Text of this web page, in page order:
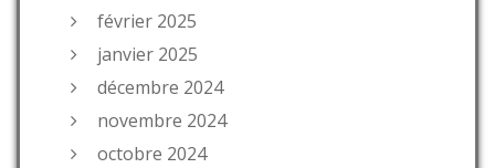
février 2025
janvier 2025
décembre 2024
novembre 2024
octobre 2024